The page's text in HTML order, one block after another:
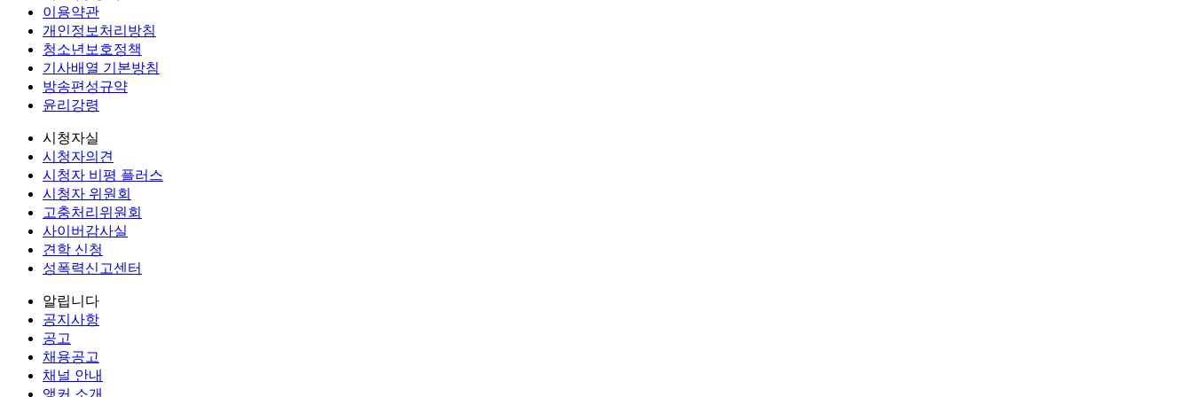
이용약관
개인정보처리방침
청소년보호정책
기사배열 기본방침
방송편성규약
윤리강령
시청자실
시청자의견
시청자 비평 플러스
시청자 위원회
고충처리위원회
사이버감사실
견학 신청
성폭력신고센터
알립니다
공지사항
공고
채용공고
채널 안내